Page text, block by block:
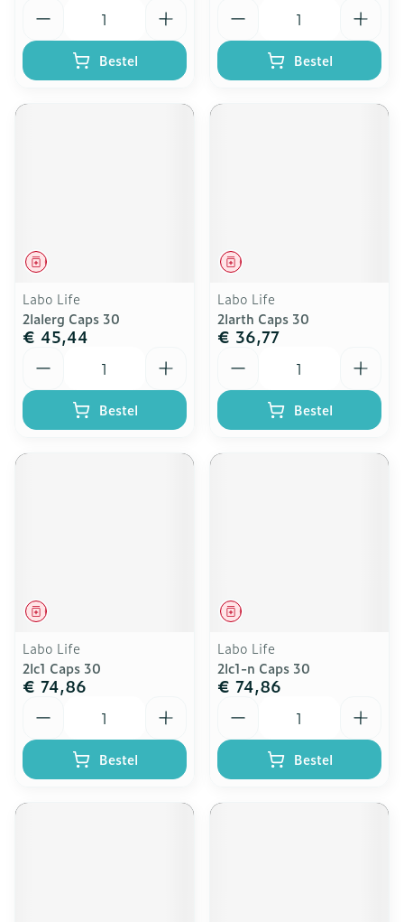
Bestel Bestel
Geneesmiddel
Labo Life
2lalerg Caps 30
€ 45,44
Bestel
Geneesmiddel
Labo Life
2larth Caps 30
€ 36,77
Bestel
Geneesmiddel
Labo Life
2lc1 Caps 30
€ 74,86
Bestel
Geneesmiddel
Labo Life
2lc1-n Caps 30
€ 74,86
Bestel